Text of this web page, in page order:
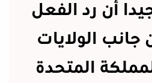
أن رد الفعل
جانب الولايات
المتحدة